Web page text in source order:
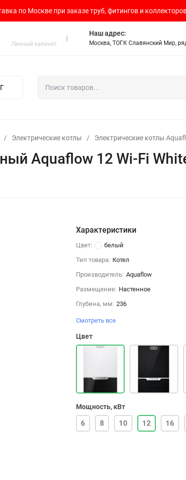
по Москве при заказе труб, фитингов и
Личный кабинет
Наш адрес:
Москва, ТОГК Славянский Мир,
/ Электрические котлы / Электрические котлы
Aquaflow 12 Wi-Fi
Характеристики
Цвет:
белый
Тип товара: Котел
Производитель: Aquaflow
Размещение: Настенное
Глубина, мм: 236
Смотреть все
Цвет
Мощность, кВт
6 8 10 12 16